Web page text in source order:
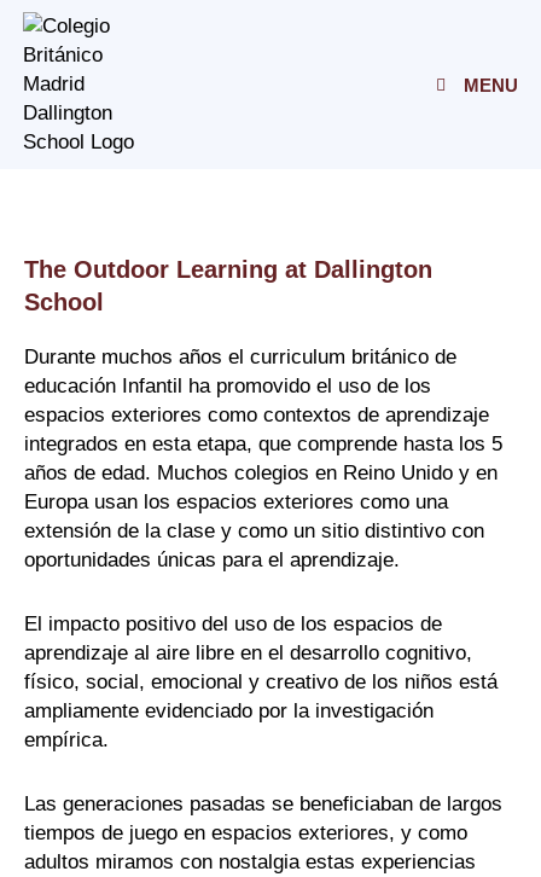
Skip
content
MENU
The Outdoor Learning at Dallington
School
Durante muchos años el curriculum británico de
educación Infantil ha promovido el uso de los
espacios exteriores como contextos de aprendizaje
integrados en esta etapa, que comprende hasta los 5
años de edad. Muchos colegios en Reino Unido y en
Europa usan los espacios exteriores como una
extensión de la clase y como un sitio distintivo con
oportunidades únicas para el aprendizaje.
El impacto positivo del uso de los espacios de
aprendizaje al aire libre en el desarrollo cognitivo,
físico, social, emocional y creativo de los niños está
ampliamente evidenciado por la investigación
empírica.
Las generaciones pasadas se beneficiaban de largos
tiempos de juego en espacios exteriores, y como
adultos miramos con nostalgia estas experiencias